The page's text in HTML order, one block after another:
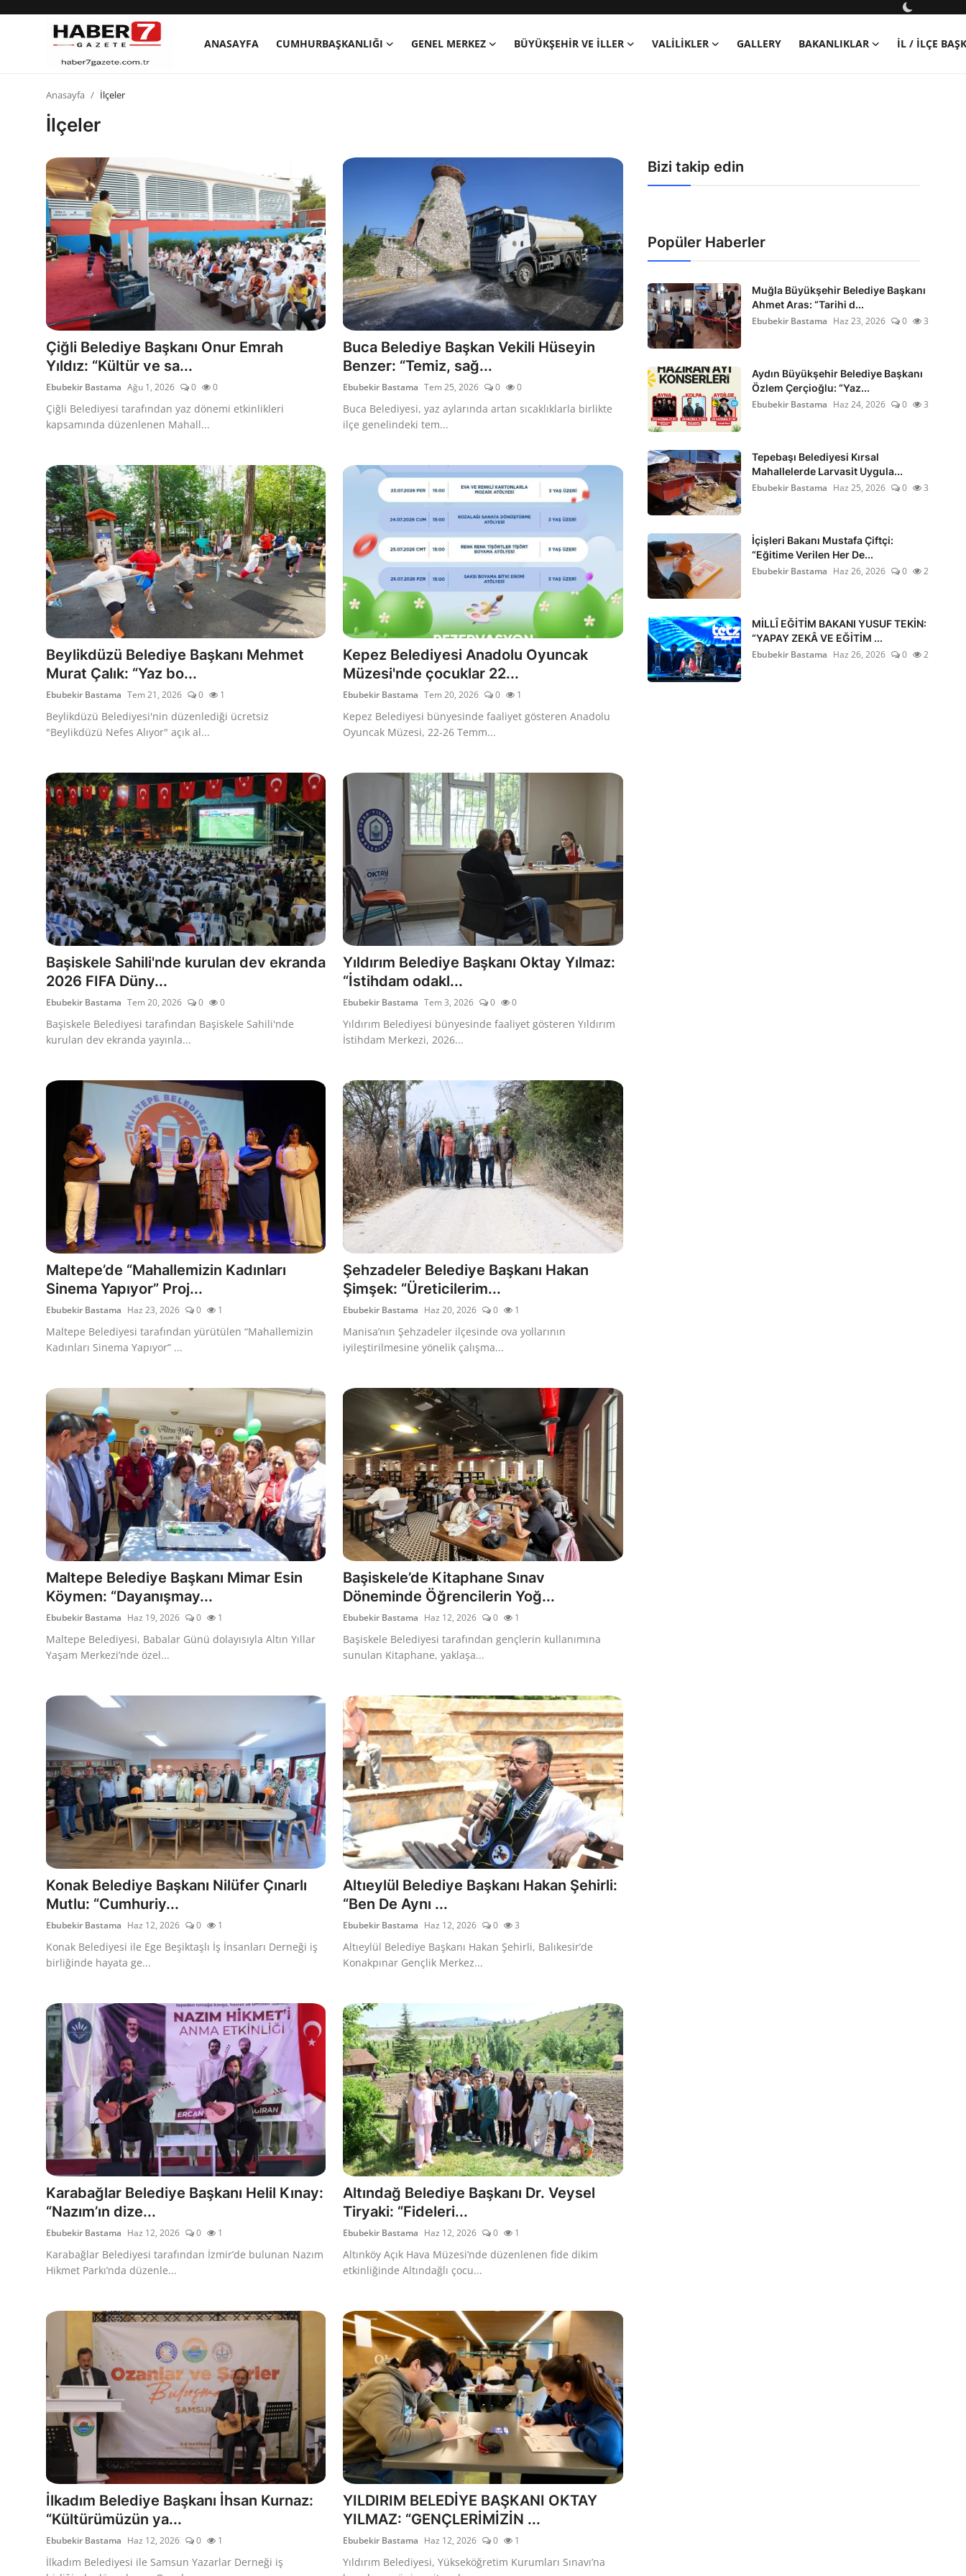
ANASAYFA CUMHURBAŞKANLIĞI GENEL MERKEZ BÜYÜKŞEHIR VE İLLER VALILIKLER GALLERY BAKANLIKLAR İL / İLÇE
Anasayfa
Cumhurbaşkanlığı
Genel Merkez
Büyükşehir ve İller
Valilikler
Gallery
İl / İlçe Başkanlıkları
Kaymakamlıklar
Siyasi Partiler
Yerel Yönetimler
Mülki İdare
Toplum ve Yaşam
Sivil Toplum Kuruluşları
Kamu Kurumları ve Üst Kurullar
Anasayfa İlçeler
İlçeler
Çiğli Belediye Başkanı Onur Emrah
Yıldız: “Kültür ve sa...
Ebubekir Bastama Ağu 1, 2026 0 0
Çiğli Belediyesi tarafından yaz dönemi etkinlikleri
kapsamında düzenlenen Mahall...
Buca Belediye Başkan Vekili Hüseyin
Benzer: “Temiz, sağ...
Ebubekir Bastama Tem 25, 2026 0 0
Buca Belediyesi, yaz aylarında artan sıcaklıklarla birlikte
ilçe genelindeki tem...
Beylikdüzü Belediye Başkanı Mehmet
Murat Çalık: “Yaz bo...
Ebubekir Bastama Tem 21, 2026 0 1
Beylikdüzü Belediyesi'nin düzenlediği ücretsiz
"Beylikdüzü Nefes Alıyor" açık al...
Kepez Belediyesi Anadolu Oyuncak
Müzesi'nde çocuklar 22...
Ebubekir Bastama Tem 20, 2026 0 1
Kepez Belediyesi bünyesinde faaliyet gösteren Anadolu
Oyuncak Müzesi, 22-26 Temm...
Başiskele Sahili'nde kurulan dev ekranda
2026 FIFA Düny...
Ebubekir Bastama Tem 20, 2026 0 0
Başiskele Belediyesi tarafından Başiskele Sahili'nde
kurulan dev ekranda yayınla...
Yıldırım Belediye Başkanı Oktay Yılmaz:
“İstihdam odakl...
Ebubekir Bastama Tem 3, 2026 0 0
Yıldırım Belediyesi bünyesinde faaliyet gösteren Yıldırım
İstihdam Merkezi, 2026...
Maltepe’de “Mahallemizin Kadınları
Sinema Yapıyor” Proj...
Ebubekir Bastama Haz 23, 2026 0 1
Maltepe Belediyesi tarafından yürütülen “Mahallemizin
Kadınları Sinema Yapıyor” ...
Şehzadeler Belediye Başkanı Hakan
Şimşek: “Üreticilerim...
Ebubekir Bastama Haz 20, 2026 0 1
Manisa’nın Şehzadeler ilçesinde ova yollarının
iyileştirilmesine yönelik çalışma...
Maltepe Belediye Başkanı Mimar Esin
Köymen: “Dayanışmay...
Ebubekir Bastama Haz 19, 2026 0 1
Maltepe Belediyesi, Babalar Günü dolayısıyla Altın Yıllar
Yaşam Merkezi’nde özel...
Başiskele’de Kitaphane Sınav
Döneminde Öğrencilerin Yoğ...
Ebubekir Bastama Haz 12, 2026 0 1
Başiskele Belediyesi tarafından gençlerin kullanımına
sunulan Kitaphane, yaklaşa...
Konak Belediye Başkanı Nilüfer Çınarlı
Mutlu: “Cumhuriy...
Ebubekir Bastama Haz 12, 2026 0 1
Konak Belediyesi ile Ege Beşiktaşlı İş İnsanları Derneği iş
birliğinde hayata ge...
Altıeylül Belediye Başkanı Hakan Şehirli:
“Ben De Aynı ...
Ebubekir Bastama Haz 12, 2026 0 3
Altıeylül Belediye Başkanı Hakan Şehirli, Balıkesir’de
Konakpınar Gençlik Merkez...
Karabağlar Belediye Başkanı Helil Kınay:
“Nazım’ın dize...
Ebubekir Bastama Haz 12, 2026 0 1
Karabağlar Belediyesi tarafından İzmir’de bulunan Nazım
Hikmet Parkı’nda düzenle...
Altındağ Belediye Başkanı Dr. Veysel
Tiryaki: “Fideleri...
Ebubekir Bastama Haz 12, 2026 0 1
Altınköy Açık Hava Müzesi’nde düzenlenen fide dikim
etkinliğinde Altındağlı çocu...
İlkadım Belediye Başkanı İhsan Kurnaz:
“Kültürümüzün ya...
Ebubekir Bastama Haz 12, 2026 0 1
İlkadım Belediyesi ile Samsun Yazarlar Derneği iş
YILDIRIM BELEDİYE BAŞKANI OKTAY
YILMAZ: “GENÇLERİMİZİN ...
Ebubekir Bastama Haz 12, 2026 0 1
Yıldırım Belediyesi, Yükseköğretim Kurumları Sınavı’na
Bizi takip edin
Popüler Haberler
Muğla Büyükşehir Belediye Başkanı
Ahmet Aras: “Tarihi d...
Ebubekir Bastama Haz 23, 2026 0 3
Aydın Büyükşehir Belediye Başkanı
Özlem Çerçioğlu: “Yaz...
Ebubekir Bastama Haz 24, 2026 0 3
Tepebaşı Belediyesi Kırsal
Mahallelerde Larvasit Uygula...
Ebubekir Bastama Haz 25, 2026 0 3
İçişleri Bakanı Mustafa Çiftçi:
“Eğitime Verilen Her De...
Ebubekir Bastama Haz 26, 2026 0 2
MİLLÎ EĞİTİM BAKANI YUSUF TEKİN:
“YAPAY ZEKÂ VE EĞİTİM ...
Ebubekir Bastama Haz 26, 2026 0 2